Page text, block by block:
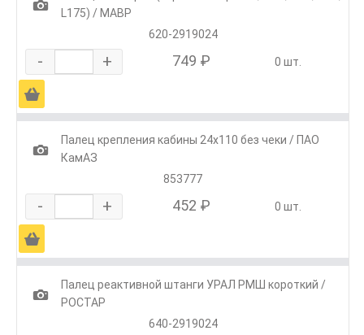
1
L175) / МАВР
620-2919024
- + 749 ₽ 0 шт.
Ä
1
Палец крепления кабины 24х110 без чеки / ПАО
КамАЗ
853777
- + 452 ₽ 0 шт.
Ä
1
Палец реактивной штанги УРАЛ РМШ короткий /
РОСТАР
640-2919024